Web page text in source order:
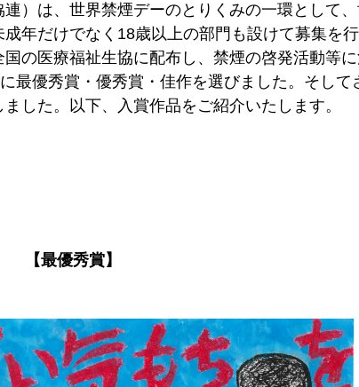
）は、世界禁煙デーのとりくみの一環として
年だけでなく18歳以上の部門も設けて募集を
の医療福祉生協に配布し、禁煙の啓発活動等に
優秀賞・優秀賞・佳作を選びました。そして
した。以下、入賞作品をご紹介いたします。
【最優秀賞】